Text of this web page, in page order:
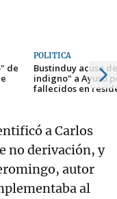
de
POLÍTICA
Bustinduy acusa
indigno" a Ayuso
fallecidos en
a Carlos
no derivación, y
autor
al